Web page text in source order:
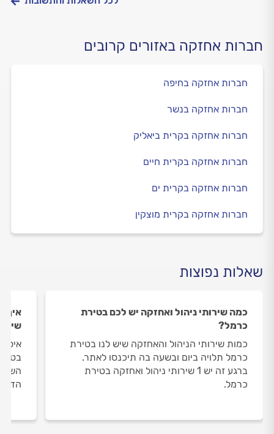
חברות אחזקה באזורים קרובים
חברות אחזקה בחיפה
חברות אחזקה בנשר
חברות אחזקה בקרית ביאליק
חברות אחזקה בקרית חיים
חברות אחזקה בקרית ים
חברות אחזקה בקרית מוצקין
שאלות נפוצות
כמה שירותי ניהול ואחזקה יש לכם בטירת
כרמל?
כמות שירותי הניהול והאחזקה שיש לנו בטירת
כרמל תלויה ביום ובשעה בה תיכנסו לאתר.
ברגע זה יש 1 שירותי ניהול ואחזקה בטירת
כרמל.
איך